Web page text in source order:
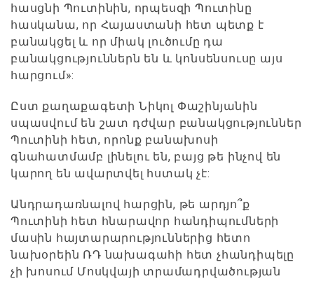
հասցնի Պուտինին, որպեսզի Պուտինը
հասկանա, որ Հայաստանի հետ պետք է
բանակցել և որ միակ լուծումը դա
բանակցություններն են և կոնսենսուսը այս
հարցում»:
Ըստ քաղաքագետի Նիկոլ Փաշինյանին
սպասվում են շատ դժվար բանակցություններ
Պուտինի հետ, որոնք բանախոսի
գնահատմամբ լինելու են, բայց թե ինչով են
կարող են ավարտվել հստակ չէ:
Անդրադառնալով հարցին, թե արդյո՞ք
Պուտինի հետ հնարավոր հանդիպումների
մասին հայտարարություններից հետո
նախօրեին ՌԴ նախագահի հետ չհանդիպելը
չի խոսում Մոսկվայի տրամադրվածության